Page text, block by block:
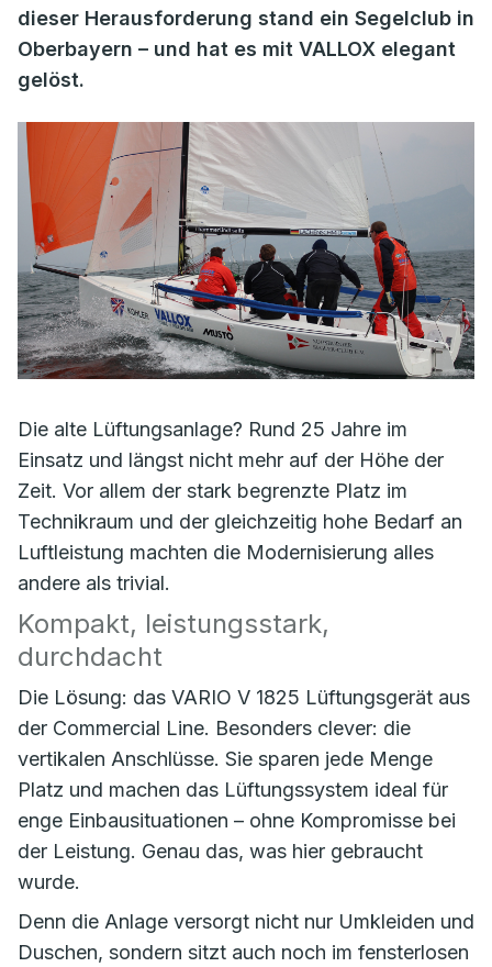
dieser Herausforderung stand ein Segelclub in
Oberbayern – und hat es mit VALLOX elegant
gelöst.
Die alte Lüftungsanlage? Rund 25 Jahre im
Einsatz und längst nicht mehr auf der Höhe der
Zeit. Vor allem der stark begrenzte Platz im
Technikraum und der gleichzeitig hohe Bedarf an
Luftleistung machten die Modernisierung alles
andere als trivial.
Kompakt, leistungsstark,
durchdacht
Die Lösung: das VARIO V 1825 Lüftungsgerät aus
der Commercial Line. Besonders clever: die
vertikalen Anschlüsse. Sie sparen jede Menge
Platz und machen das Lüftungssystem ideal für
enge Einbausituationen – ohne Kompromisse bei
der Leistung. Genau das, was hier gebraucht
wurde.
Denn die Anlage versorgt nicht nur Umkleiden und
Duschen, sondern sitzt auch noch im fensterlosen